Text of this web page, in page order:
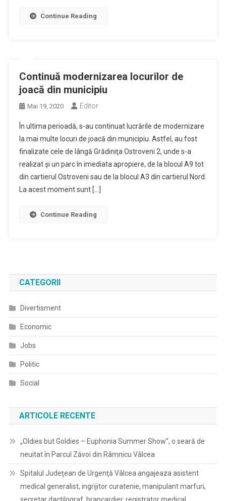
Continue Reading
Continuă modernizarea locurilor de
joacă din municipiu
Mai 19, 2020 Editor
În ultima perioadă, s-au continuat lucrările de modernizare
la mai multe locuri de joacă din municipiu. Astfel, au fost
finalizate cele de lângă Grădiniţa Ostroveni 2, unde s-a
realizat şi un parc în imediata apropiere, de la blocul A9 tot
din cartierul Ostroveni sau de la blocul A3 din cartierul Nord.
La acest moment sunt […]
Continue Reading
CATEGORII
Divertisment
Economic
Jobs
Politic
Social
ARTICOLE RECENTE
„Oldies but Goldies – Euphonia Summer Show”, o seară de
neuitat în Parcul Zăvoi din Râmnicu Vâlcea
Spitalul Judeţean de Urgenţă Vâlcea angajeaza asistent
medical generalist, ingrijitor curatenie, manipulant marfuri,